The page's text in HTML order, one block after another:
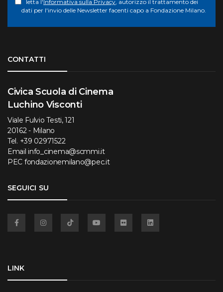
letta l'Informativa sulla Privacy , autorizzo il trattamento dei
dati per l'invio delle Newsletter facenti capo a Fondazione Milano.
CONTATTI
Civica Scuola di Cinema
Luchino Visconti
Viale Fulvio Testi, 121
20162 - Milano
Tel. +39 02971522
Email info_cinema@scmmi.it
PEC fondazionemilano@pec.it
SEGUICI SU
LINK